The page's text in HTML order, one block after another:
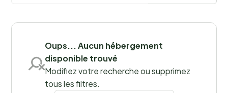
Lieux
Oups... Aucun hébergement
disponible trouvé
Modifiez votre recherche ou supprimez
tous les filtres.